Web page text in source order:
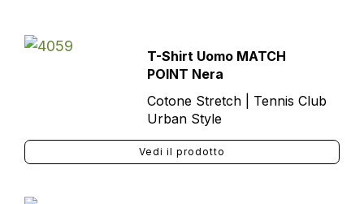
T-Shirt Uomo MATCH
POINT Nera
Cotone Stretch | Tennis Club
Urban Style
Vedi il prodotto